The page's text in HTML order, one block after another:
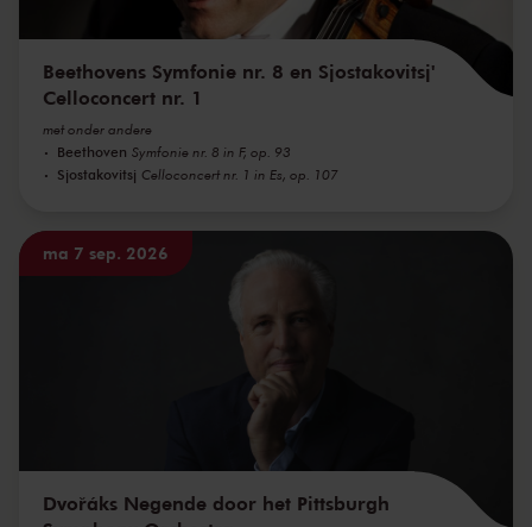
Beethovens Symfonie nr. 8 en Sjostakovitsj'
Celloconcert nr. 1
met onder andere
Beethoven Symfonie nr. 8 in F, op. 93
Sjostakovitsj Celloconcert nr. 1 in Es, op. 107
ma 7 sep. 2026
Dvořáks Negende door het Pittsburgh